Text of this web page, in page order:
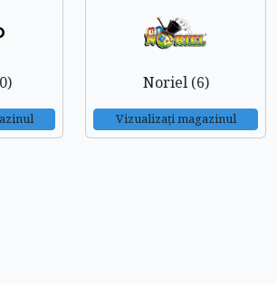
Noriel (6)
Vizualizați magazinul